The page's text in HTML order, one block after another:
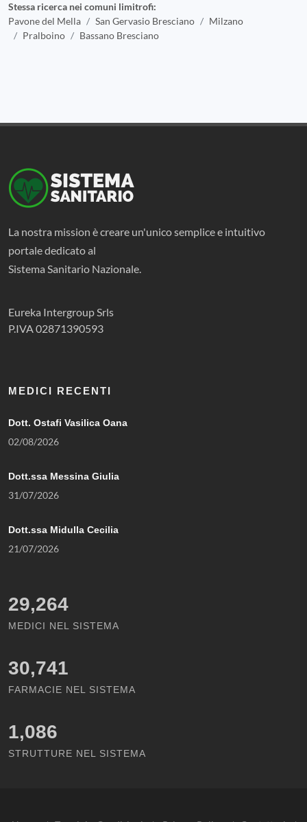
Stessa ricerca nei comuni limitrofi:
Pavone del Mella
San Gervasio Bresciano
Milzano
Pralboino
Bassano Bresciano
La nostra mission è creare un'unico semplice e intuitivo
portale dedicato al
Sistema Sanitario Nazionale.
Eureka Intergroup Srls
P.IVA 02871390593
MEDICI RECENTI
Dott. Ostafi Vasilica Oana
02/08/2026
Dott.ssa Messina Giulia
31/07/2026
Dott.ssa Midulla Cecilia
21/07/2026
29,264
MEDICI NEL SISTEMA
30,741
FARMACIE NEL SISTEMA
1,086
STRUTTURE NEL SISTEMA